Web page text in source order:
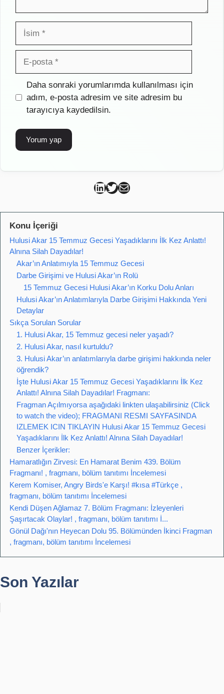
İsim
posta
İnternet
sitesi
Daha sonraki yorumlarımda kullanılması için
adım, e-posta adresim ve site adresim bu
tarayıcıya kaydedilsin.
Can Kütahya Linkedin
Can Kütahya Twitter
Can Kütahya Mail
Konu İçeriği
Hulusi Akar 15 Temmuz Gecesi Yaşadıklarını İlk Kez Anlattı!
Alnına Silah Dayadılar!
Akar’ın Anlatımıyla 15 Temmuz Gecesi
Darbe Girişimi ve Hulusi Akar’ın Rolü
15 Temmuz Gecesi Hulusi Akar’ın Korku Dolu Anları
Hulusi Akar’ın Anlatımlarıyla Darbe Girişimi Hakkında Yeni
Detaylar
Sıkça Sorulan Sorular
1. Hulusi Akar, 15 Temmuz gecesi neler yaşadı?
2. Hulusi Akar, nasıl kurtuldu?
3. Hulusi Akar’ın anlatımlarıyla darbe girişimi hakkında neler
öğrendik?
İşte Hulusi Akar 15 Temmuz Gecesi Yaşadıklarını İlk Kez
Anlattı! Alnına Silah Dayadılar! Fragmanı:
Fragman Açılmıyorsa aşağıdaki linkten ulaşabilirsiniz (Click
to watch the video); FRAGMANI RESMI SAYFASINDA
IZLEMEK ICIN TIKLAYIN Hulusi Akar 15 Temmuz Gecesi
Yaşadıklarını İlk Kez Anlattı! Alnına Silah Dayadılar!
Benzer İçerikler:
Hamaratlığın Zirvesi: En Hamarat Benim 439. Bölüm
Fragmanı! , fragmanı, bölüm tanıtımı İncelemesi
Kerem Komiser, Angry Birds'e Karşı! #kısa #Türkçe ,
fragmanı, bölüm tanıtımı İncelemesi
Kendi Düşen Ağlamaz 7. Bölüm Fragmanı: İzleyenleri
Şaşırtacak Olaylar! , fragmanı, bölüm tanıtımı İ...
Gönül Dağı'nın Heyecan Dolu 95. Bölümünden İkinci Fragman
, fragmanı, bölüm tanıtımı İncelemesi
Son Yazılar